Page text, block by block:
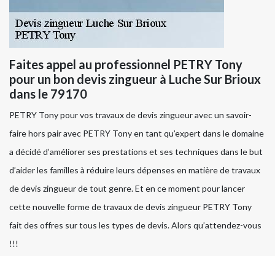
Faites appel au professionnel PETRY Tony
pour un bon devis zingueur à Luche Sur Brioux
dans le 79170
PETRY Tony pour vos travaux de devis zingueur avec un savoir-
faire hors pair avec PETRY Tony en tant qu’expert dans le domaine
a décidé d’améliorer ses prestations et ses techniques dans le but
d’aider les familles à réduire leurs dépenses en matière de travaux
de devis zingueur de tout genre. Et en ce moment pour lancer
cette nouvelle forme de travaux de devis zingueur PETRY Tony
fait des offres sur tous les types de devis. Alors qu’attendez-vous
!!!